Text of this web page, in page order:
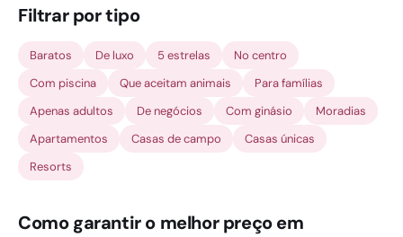
Filtrar por tipo
Baratos De luxo 5 estrelas
No centro
Com piscina
Que aceitam animais
Para famílias
Apenas adultos
De negócios Com ginásio
Moradias
Apartamentos
Casas de campo
Casas únicas
Resorts
Como garantir o melhor preço em